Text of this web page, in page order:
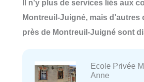
Il n'y plus de services liés aux
Montreuil-Juigné, mais d'autres
près de Montreuil-Juigné sont
Ecole Privée
Anne